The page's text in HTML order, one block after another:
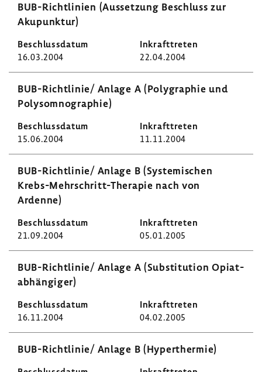
BUB-​Richtlinien (Ausset­zung Beschluss zur
Akupunktur)
16.03.2004 22.04.2004
BUB-​Richtlinie/ Anlage A (Poly­gra­phie und
Poly­s­om­no­gra­phie)
15.06.2004 11.11.2004
BUB-​Richtlinie/ Anlage B (Syste­mi­schen
Krebs-​Mehrschritt-Therapie nach von
Ardenne)
21.09.2004 05.01.2005
BUB-​Richtlinie/ Anlage A (Substi­tu­tion Opiat­
ab­hän­giger)
16.11.2004 04.02.2005
BUB-​Richtlinie/ Anlage B (Hyper­thermie)